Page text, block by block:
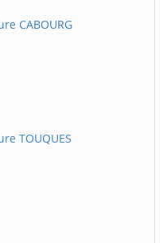
CABOURG
TOUQUES